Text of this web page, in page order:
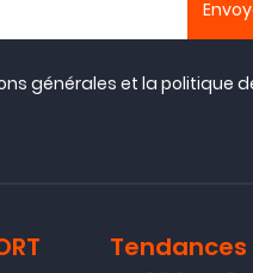
générales et lapolitique
Tendances